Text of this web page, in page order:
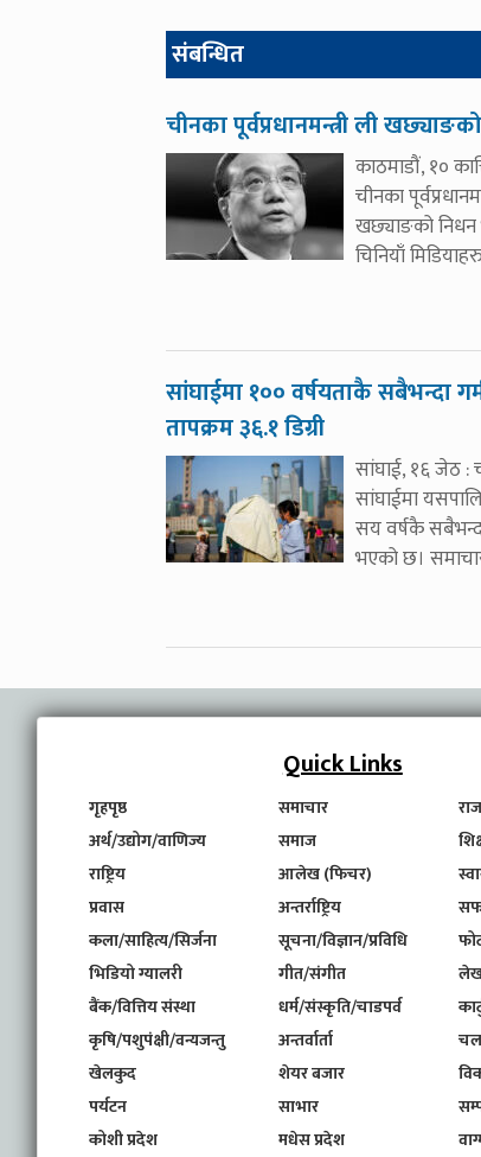
संबन्धित
चीनका पूर्वप्रधानमन्त्री ली
काठमाडौं, १०
चीनका
खछ्याङको
चिनियाँ
सांघाईमा १०० वर्षयताकै सबैभन्दा
तापक्रम ३६.१ डिग्री
सांघाई, १६ जेठ :
सांघाईमा
सय वर्षकै
भएको छ।
Quick Links
गृहपृष्ठ समाचार
अर्थ/उद्योग/वाणिज्य
समाज
राष्ट्रिय
आलेख (फिचर)
प्रवास
अन्तर्राष्ट्रिय
कला/साहित्य/सिर्जना
सूचना/विज्ञान/प्रविधि
भिडियो ग्यालरी
गीत/संगीत
बैंक/वित्तिय संस्था
धर्म/संस्कृति/चाडपर्व
कृषि/पशुपंक्षी/वन्यजन्तु
अन्तर्वार्ता
खेलकुद
शेयर बजार
पर्यटन
साभार
कोशी प्रदेश
मधेस प्रदेश